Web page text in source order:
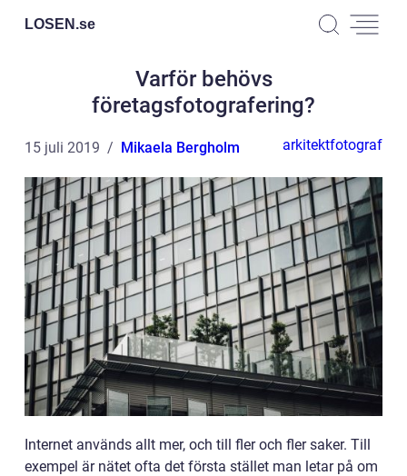
LOSEN.se
Varför behövs
företagsfotografering?
15 juli 2019 Mikaela Bergholm arkitektfotograf
Internet används allt mer, och till fler och fler saker. Till
exempel är nätet ofta det första stället man letar på om